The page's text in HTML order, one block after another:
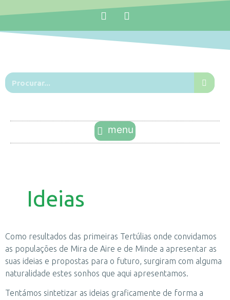
Ideias
Como resultados das primeiras Tertúlias onde convidamos
as populações de Mira de Aire e de Minde a apresentar as
suas ideias e propostas para o futuro, surgiram com alguma
naturalidade estes sonhos que aqui apresentamos.
Tentámos sintetizar as ideias graficamente de forma a